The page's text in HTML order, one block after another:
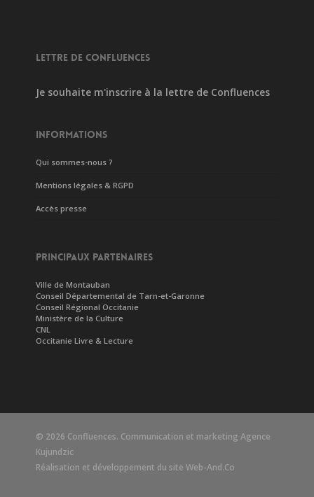
LETTRE DE CONFLUENCES
Je souhaite m'inscrire à la lettre de Confluences
INFORMATIONS
Qui sommes-nous ?
Mentions légales & RGPD
Accès presse
PRINCIPAUX PARTENAIRES
Ville de Montauban
Conseil Départemental de Tarn-et-Garonne
Conseil Régional Occitanie
Ministère de la Culture
CNL
Occitanie Livre & Lecture
© 2026 Confluences. Communication et marketing Agence
Kujundzic
Réalisation et développement du site Web-And.Co